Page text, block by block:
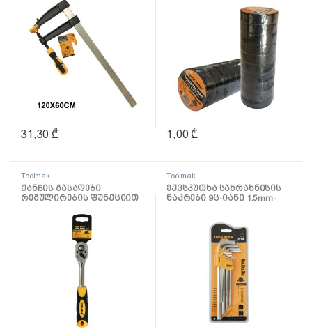
31,30 ₾ 1,00 ₾
Toolmak
ქანჩის გასაღები
რეგულირების ფუნქციით
Toolmak
ექვსკუთხა სახრახნისის
ნაკრები 9ც-იანი 1.5mm-